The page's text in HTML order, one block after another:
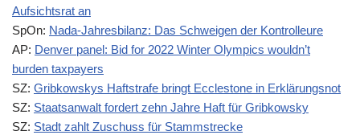
Aufsichtsrat an
SpOn: Nada-Jahresbilanz: Das Schweigen der Kontrolleure
AP: Denver panel: Bid for 2022 Winter Olympics wouldn’t
burden taxpayers
SZ: Gribkowskys Haftstrafe bringt Ecclestone in Erklärungsnot
SZ: Staatsanwalt fordert zehn Jahre Haft für Gribkowsky
SZ: Stadt zahlt Zuschuss für Stammstrecke